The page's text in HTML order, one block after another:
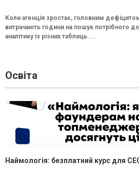
Коли агенція зростає, головним
витрачають години на пошук потрібного
аналітику із різних таблиць....
Освіта
Наймологія: безплатний курс для